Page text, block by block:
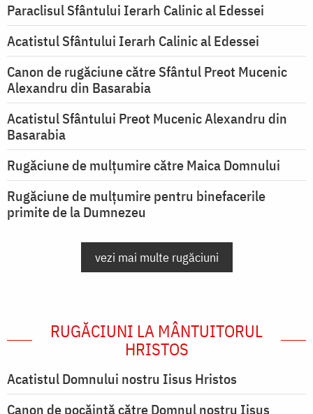
Paraclisul Sfântului Ierarh Calinic al Edessei
Acatistul Sfântului Ierarh Calinic al Edessei
Canon de rugăciune către Sfântul Preot Mucenic
Alexandru din Basarabia
Acatistul Sfântului Preot Mucenic Alexandru din
Basarabia
Rugăciune de mulţumire către Maica Domnului
Rugăciune de mulțumire pentru binefacerile
primite de la Dumnezeu
vezi mai multe rugăciuni
RUGĂCIUNI LA MÂNTUITORUL
HRISTOS
Acatistul Domnului nostru Iisus Hristos
Canon de pocăință către Domnul nostru Iisus